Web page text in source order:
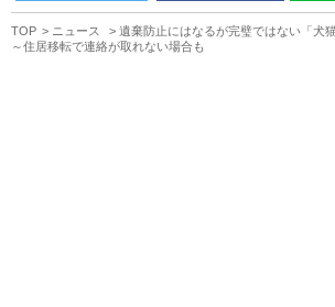
TOP ニュース
遺棄防止にはなるが完璧ではない「犬
～住居移転で連絡が取れない場合も